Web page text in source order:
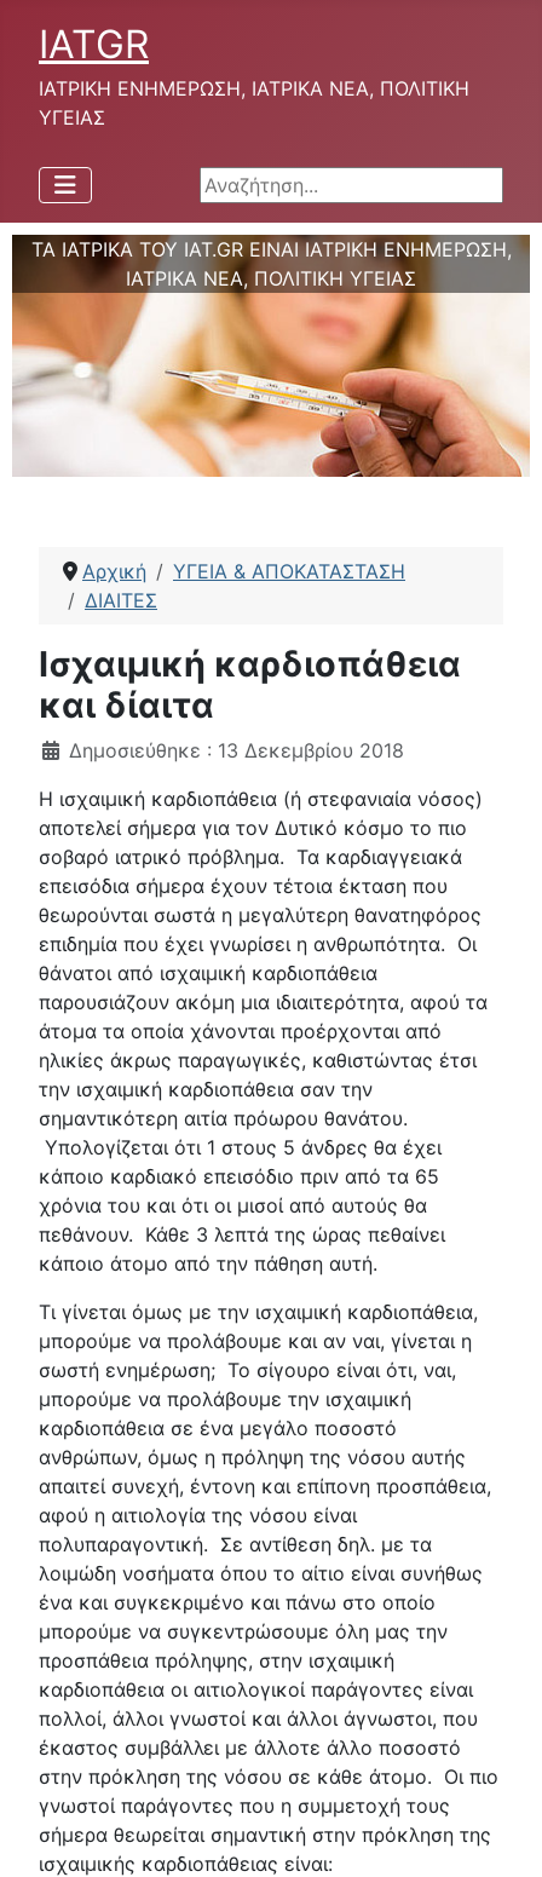
IATGR
ΙΑΤΡΙΚΗ ΕΝΗΜΕΡΩΣΗ, ΙΑΤΡΙΚΑ ΝΕΑ, ΠΟΛΙΤΙΚΗ
ΥΓΕΙΑΣ
Αναζήτηση...
ΤΑ ΙΑΤΡΙΚΑ ΤΟΥ IAT.GR ΕΙΝΑΙ ΙΑΤΡΙΚΗ ΕΝΗΜΕΡΩΣΗ,
ΙΑΤΡΙΚΑ ΝΕΑ, ΠΟΛΙΤΙΚΗ ΥΓΕΙΑΣ
Αρχική
ΥΓΕΙΑ & ΑΠΟΚΑΤΑΣΤΑΣΗ
ΔΙΑΙΤΕΣ
Ισχαιμική καρδιοπάθεια
και δίαιτα
Λεπτομέρειες
Δημοσιεύθηκε : 13 Δεκεμβρίου 2018
Η ισχαιμική καρδιοπάθεια (ή στεφανιαία νόσος)
αποτελεί σήμερα για τον Δυτικό κόσμο το πιο
σοβαρό ιατρικό πρόβλημα. Τα καρδιαγγειακά
επεισόδια σήμερα έχουν τέτοια έκταση που
θεωρούνται σωστά η μεγαλύτερη θανατηφόρος
επιδημία που έχει γνωρίσει η ανθρωπότητα. Οι
θάνατοι από ισχαιμική καρδιοπάθεια
παρουσιάζουν ακόμη μια ιδιαιτερότητα, αφού τα
άτομα τα οποία χάνονται προέρχονται από
ηλικίες άκρως παραγωγικές, καθιστώντας έτσι
την ισχαιμική καρδιοπάθεια σαν την
σημαντικότερη αιτία πρόωρου θανάτου.
Υπολογίζεται ότι 1 στους 5 άνδρες θα έχει
κάποιο καρδιακό επεισόδιο πριν από τα 65
χρόνια του και ότι οι μισοί από αυτούς θα
πεθάνουν. Κάθε 3 λεπτά της ώρας πεθαίνει
κάποιο άτομο από την πάθηση αυτή.
Τι γίνεται όμως με την ισχαιμική καρδιοπάθεια,
μπορούμε να προλάβουμε και αν ναι, γίνεται η
σωστή ενημέρωση; Το σίγουρο είναι ότι, ναι,
μπορούμε να προλάβουμε την ισχαιμική
καρδιοπάθεια σε ένα μεγάλο ποσοστό
ανθρώπων, όμως η πρόληψη της νόσου αυτής
απαιτεί συνεχή, έντονη και επίπονη προσπάθεια,
αφού η αιτιολογία της νόσου είναι
πολυπαραγοντική. Σε αντίθεση δηλ. με τα
λοιμώδη νοσήματα όπου το αίτιο είναι συνήθως
ένα και συγκεκριμένο και πάνω στο οποίο
μπορούμε να συγκεντρώσουμε όλη μας την
προσπάθεια πρόληψης, στην ισχαιμική
καρδιοπάθεια οι αιτιολογικοί παράγοντες είναι
πολλοί, άλλοι γνωστοί και άλλοι άγνωστοι, που
έκαστος συμβάλλει με άλλοτε άλλο ποσοστό
στην πρόκληση της νόσου σε κάθε άτομο. Οι πιο
γνωστοί παράγοντες που η συμμετοχή τους
σήμερα θεωρείται σημαντική στην πρόκληση της
ισχαιμικής καρδιοπάθειας είναι: